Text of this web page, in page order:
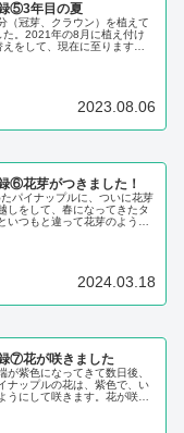
⑤3年目の夏
（冠芽、クラウン）を植えて
。2021年の8月に植え付け
をして、現在に至ります。
2023.08.06
⑥花芽がつきました！
パイナップルに、ついに花芽
しをして、春になってきたタ
いつもと違って花芽のような
2024.03.18
⑦花が咲きました
が紫色になってきて数日後、
ナップルの花は、紫色で、い
うにして咲きます。花が咲く